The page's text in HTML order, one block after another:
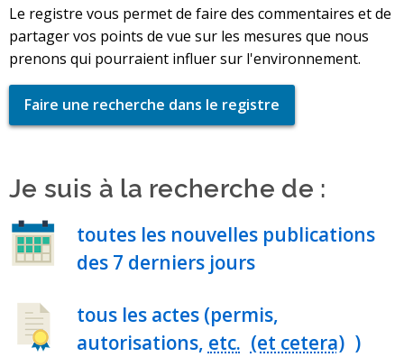
Le registre vous permet de faire des commentaires et de
partager vos points de vue sur les mesures que nous
prenons qui pourraient influer sur l'environnement.
Faire une recherche dans le registre
Je suis à la recherche de :
toutes les nouvelles publications
des 7 derniers jours
tous les actes (permis,
autorisations, etc.
)